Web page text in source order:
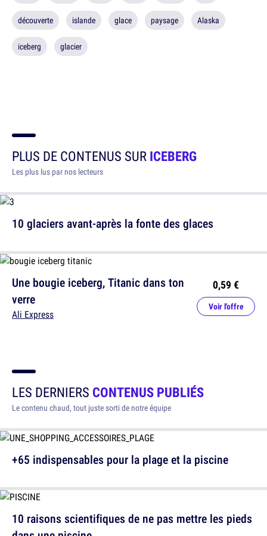
découverte islande glace paysage Alaska
iceberg glacier
PLUS DE CONTENUS SURICEBERG
Les plus lus par nos lecteurs
10 glaciers avant-après la fonte des glaces
Une bougie iceberg, Titanic dans ton
verre
Ali Express
0,59 €
Voir l'offre
LES DERNIERS CONTENUS PUBLIÉS
Le contenu chaud, tout juste sorti de notre équipe
+65 indispensables pour la plage et la piscine
10 raisons scientifiques de ne pas mettre les pieds